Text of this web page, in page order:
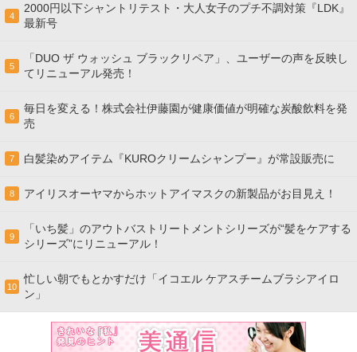
4
2000円以下シャントリテスト・大人女子のプチ不調対策『LDK』
最新号
5
「DUO ザ ウォッシュ ブラックリペア」、ユーザーの声を反映し
てリニューアル発売！
6
毎日を変える！株式会社伊藤園が健康価値が明確な炭酸飲料を発
売
7 白髪染めアイテム『KUROクリームシャンプー』が常設販売に
8 アイリスオーヤマからホットアイマスクの新製品がお目見え！
9
「いち髪」のアウトバストリートメントシリーズが“髪をケアする
シリーズ”にリニューアル！
10
忙しい朝でもとかすだけ「イコエル ケアスチームブラシアイロ
ン」